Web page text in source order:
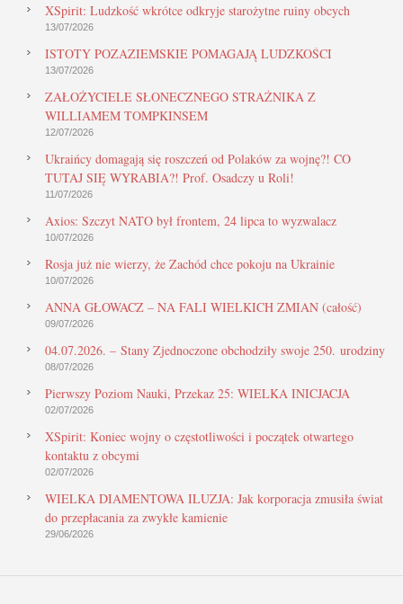
XSpirit: Ludzkość wkrótce odkryje starożytne ruiny obcych
13/07/2026
ISTOTY POZAZIEMSKIE POMAGAJĄ LUDZKOŚCI
13/07/2026
ZAŁOŻYCIELE SŁONECZNEGO STRAŻNIKA Z
WILLIAMEM TOMPKINSEM
12/07/2026
Ukraińcy domagają się roszczeń od Polaków za wojnę?! CO
TUTAJ SIĘ WYRABIA?! Prof. Osadczy u Roli!
11/07/2026
Axios: Szczyt NATO był frontem, 24 lipca to wyzwalacz
10/07/2026
Rosja już nie wierzy, że Zachód chce pokoju na Ukrainie
10/07/2026
ANNA GŁOWACZ – NA FALI WIELKICH ZMIAN (całość)
09/07/2026
04.07.2026. – Stany Zjednoczone obchodziły swoje 250. urodziny
08/07/2026
Pierwszy Poziom Nauki, Przekaz 25: WIELKA INICJACJA
02/07/2026
XSpirit: Koniec wojny o częstotliwości i początek otwartego
kontaktu z obcymi
02/07/2026
WIELKA DIAMENTOWA ILUZJA: Jak korporacja zmusiła świat
do przepłacania za zwykłe kamienie
29/06/2026